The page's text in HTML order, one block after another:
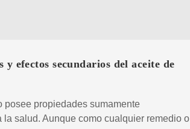
y efectos secundarios del aceite de
posee propiedades sumamente
la salud. Aunque como cualquier remedio o